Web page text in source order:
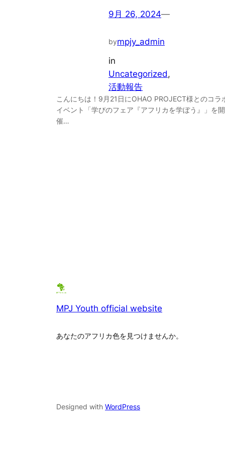
9月 26, 2024—
bympjy_admin
in
Uncategorized
活動報告
こんにちは！9月21日にOHAO PROJECT様とのコラ
イベント「学びのフェア『アフリカを学ぼう』」を開
催…
MPJ Youth official website
あなたのアフリカ色を見つけませんか。
Designed with WordPress